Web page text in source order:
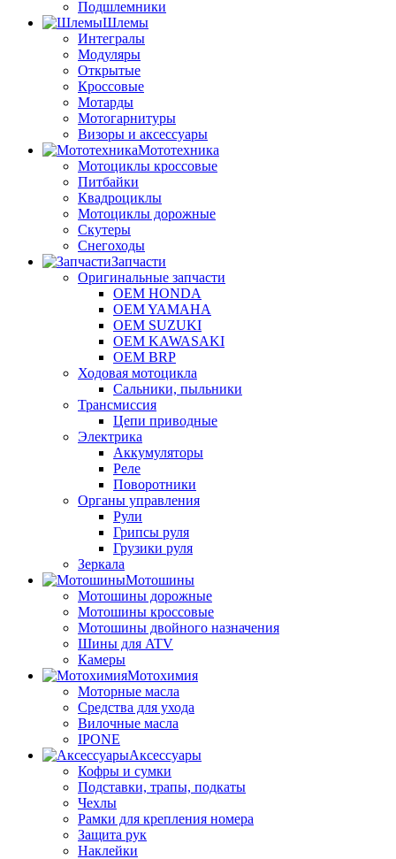
Подшлемники
Шлемы
Интегралы
Модуляры
Открытые
Кроссовые
Мотарды
Мотогарнитуры
Визоры и аксессуары
Мототехника
Мотоциклы кроссовые
Питбайки
Квадроциклы
Мотоциклы дорожные
Скутеры
Снегоходы
Запчасти
Оригинальные запчасти
OEM HONDA
OEM YAMAHA
OEM SUZUKI
OEM KAWASAKI
OEM BRP
Ходовая мотоцикла
Сальники, пыльники
Трансмиссия
Цепи приводные
Электрика
Аккумуляторы
Реле
Поворотники
Органы управления
Рули
Грипсы руля
Грузики руля
Зеркала
Мотошины
Мотошины дорожные
Мотошины кроссовые
Мотошины двойного назначения
Шины для ATV
Камеры
Мотохимия
Моторные масла
Средства для ухода
Вилочные масла
IPONE
Аксессуары
Кофры и сумки
Подставки, трапы, подкаты
Чехлы
Рамки для крепления номера
Защита рук
Наклейки